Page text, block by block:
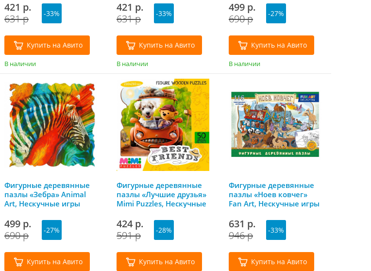
игры
421 р.
631 р
-33%
Купить на Авито
В наличии
421 р.
631 р
-33%
Купить на Авито
В наличии
499 р.
690 р
-27%
Купить на Авито
В наличии
Фигурные деревянные
пазлы «Зебра» Animal
Art, Нескучные игры
499 р.
690 р
-27%
Купить на Авито
Фигурные деревянные
пазлы «Лучшие друзья»
Mimi Puzzles, Нескучные
424 р.
591 р
-28%
Купить на Авито
Фигурные деревянные
пазлы «Ноев ковчег»
Fan Art, Нескучные игры
631 р.
946 р
-33%
Купить на Авито